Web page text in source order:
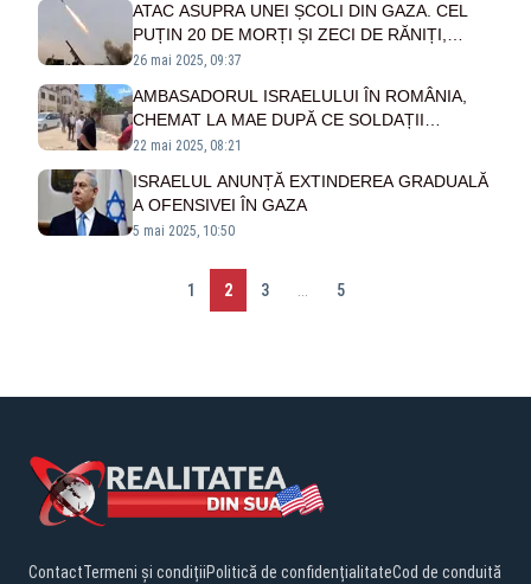
ATAC ASUPRA UNEI ȘCOLI DIN GAZA. CEL
PUȚIN 20 DE MORȚI ȘI ZECI DE RĂNIȚI,
MAJORITATEA COPII
26 mai 2025, 09:37
AMBASADORUL ISRAELULUI ÎN ROMÂNIA,
CHEMAT LA MAE DUPĂ CE SOLDAȚII
ISRAELIENI AU DESCHIS FOCUL ASUPRA
22 mai 2025, 08:21
ISRAELUL ANUNȚĂ EXTINDEREA GRADUALĂ
A OFENSIVEI ÎN GAZA
5 mai 2025, 10:50
1 2 3 5
ContactTermeni și condițiiPolitică de confidențialitateCod de conduită